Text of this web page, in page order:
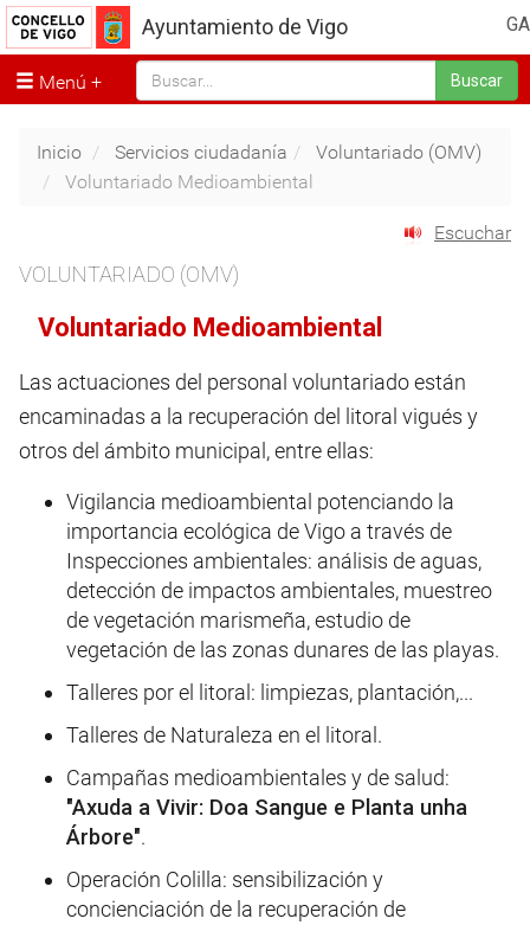
GA
Ayuntamiento de Vigo
Menú Buscar
Inicio Servicios ciudadanía
Voluntariado (OMV)
Voluntariado Medioambiental
Escuchar
VOLUNTARIADO (OMV)
Voluntariado Medioambiental
Las actuaciones del personal voluntariado están
encaminadas a la recuperación del litoral vigués y
otros del ámbito municipal, entre ellas:
Vigilancia medioambiental potenciando la
importancia ecológica de Vigo a través de
Inspecciones ambientales: análisis de aguas,
detección de impactos ambientales, muestreo
de vegetación marismeña, estudio de
vegetación de las zonas dunares de las playas.
Talleres por el litoral: limpiezas, plantación,...
Talleres de Naturaleza en el litoral.
Campañas medioambientales y de salud:
"Axuda a Vivir: Doa Sangue e Planta unha
Árbore".
Operación Colilla: sensibilización y
concienciación de la recuperación de